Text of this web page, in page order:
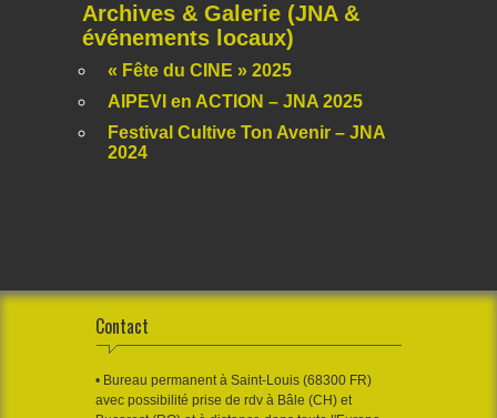
Archives & Galerie (JNA &
événements locaux)
« Fête du CINE » 2025
AIPEVI en ACTION – JNA 2025
Festival Cultive Ton Avenir – JNA
2024
Contact
• Bureau permanent à Saint-Louis (68300 FR)
avec possibilité prise de rdv à Bâle (CH) et